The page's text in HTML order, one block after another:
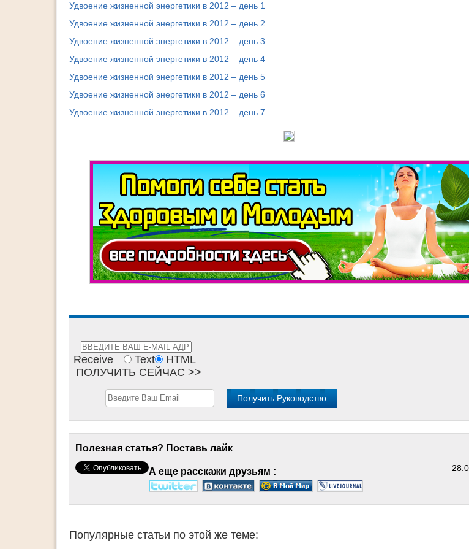
Удвоение жизненной энергетики в 2012 – день 1
Удвоение жизненной энергетики в 2012 – день 2
Удвоение жизненной энергетики в 2012 – день 3
Удвоение жизненной энергетики в 2012 – день 4
Удвоение жизненной энергетики в 2012 – день 5
Удвоение жизненной энергетики в 2012 – день 6
Удвоение жизненной энергетики в 2012 – день 7
Receive Text
HTML
ПОЛУЧИТЬ СЕЙЧАС >>
Полезная статья? Поставь лайк
А еще расскажи друзьям :
Популярные статьи по этой же теме:
Раскрой свой
поможет тем - -
обыденная жизнь - Кто
свой природный
страстное желание
счастливым Как
2.0» поможет вам
ваших истинных
основной талант на
15 способов